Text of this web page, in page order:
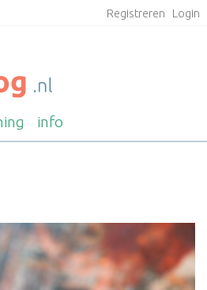
Registreren Login
info